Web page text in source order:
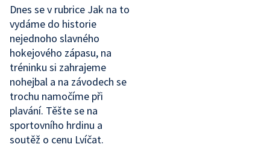
Dnes se v rubrice Jak na to
vydáme do historie
nejednoho slavného
hokejového zápasu, na
tréninku si zahrajeme
nohejbal a na závodech se
trochu namočíme při
plavání. Těšte se na
sportovního hrdinu a
soutěž o cenu Lvíčat.